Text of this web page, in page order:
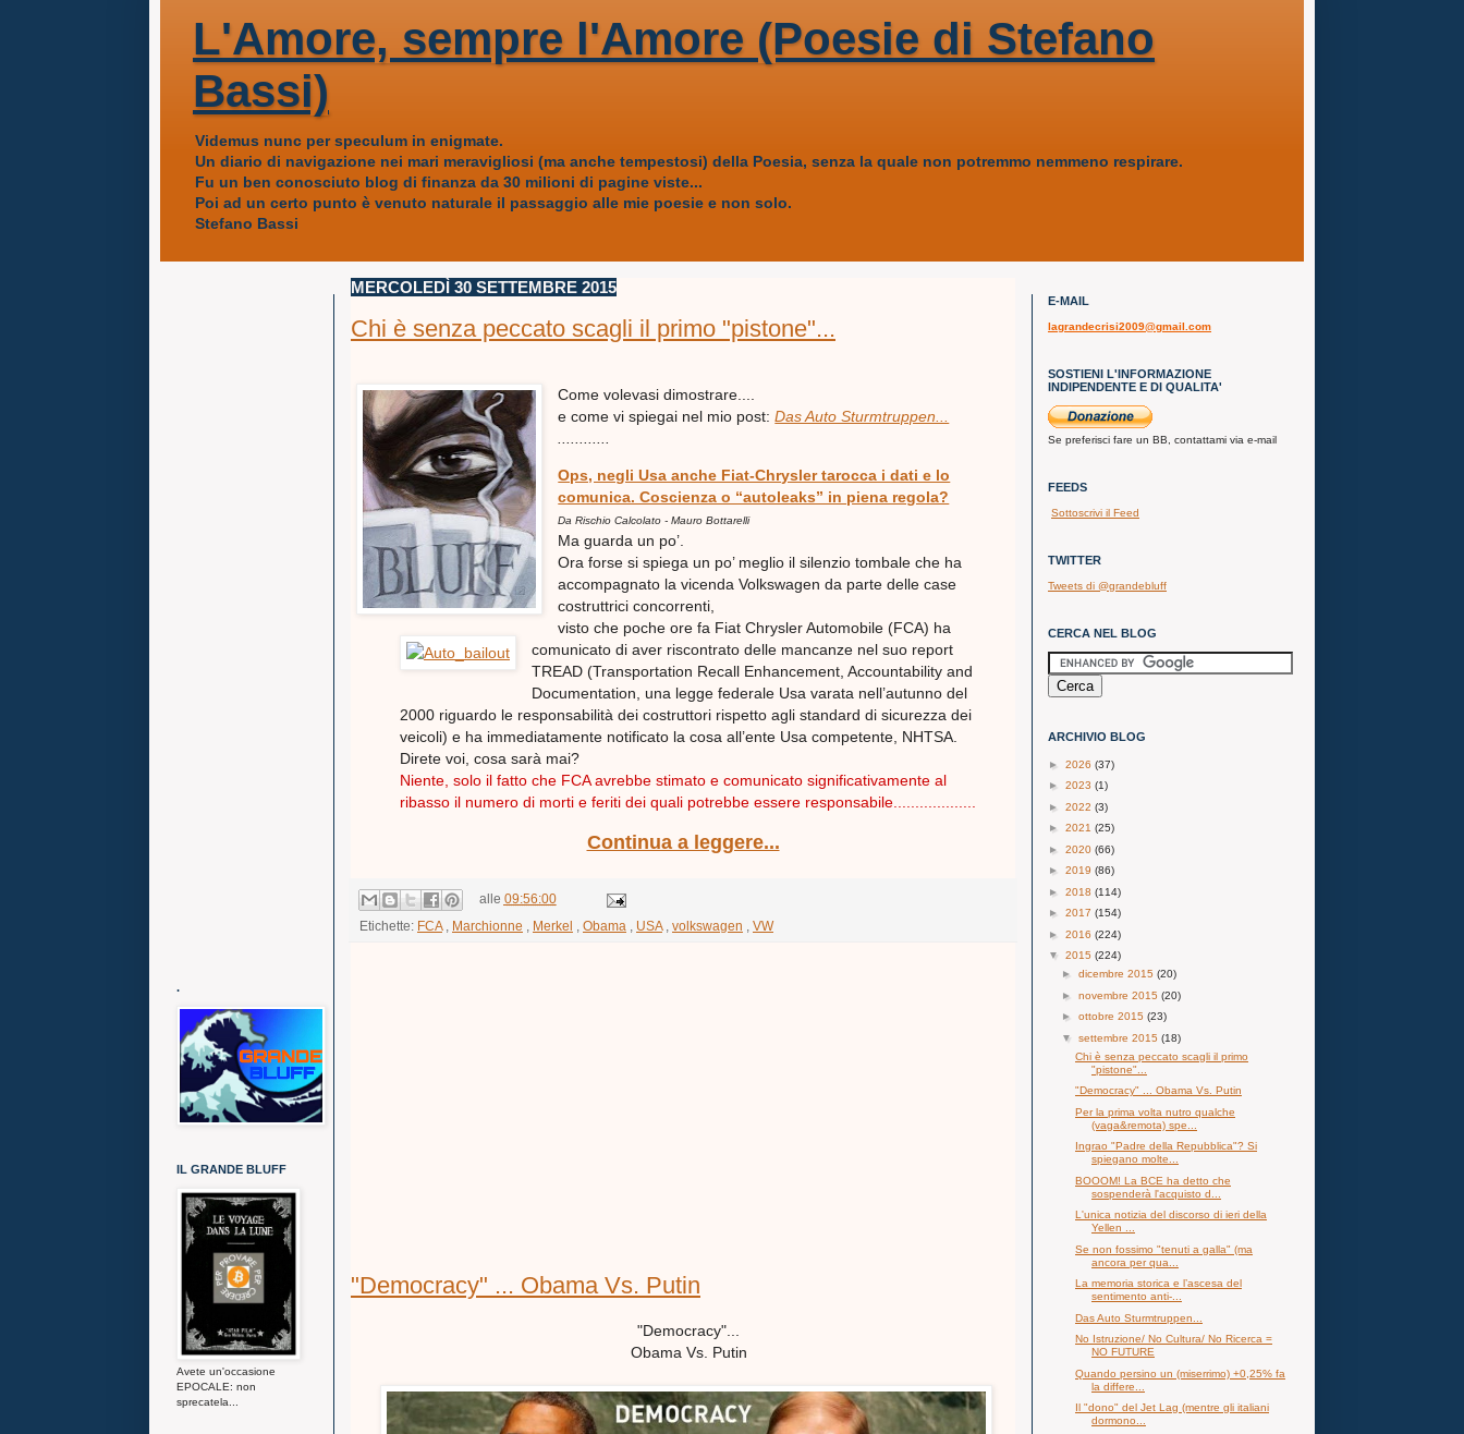
L'Amore, sempre l'Amore (Poesie di Stefano
Bassi)
Videmus nunc per speculum in enigmate.
Un diario di navigazione nei mari meravigliosi (ma anche tempestosi) della Poesia, senza la quale non potremmo nemmeno respirare.
Fu un ben conosciuto blog di finanza da 30 milioni di pagine viste...
Poi ad un certo punto è venuto naturale il passaggio alle mie poesie e non solo.
Stefano Bassi
MERCOLEDÌ 30 SETTEMBRE 2015
Chi è senza peccato scagli il primo "pistone"...
Come volevasi dimostrare....
e come vi spiegai nel mio post:Das Auto Sturmtruppen...
Ops, negli Usa anche Fiat-Chrysler tarocca i dati e lo
comunica. Coscienza o “autoleaks” in piena regola?
Da Rischio Calcolato - Mauro Bottarelli
Ma guarda un po’.
Ora forse si spiega un po’ meglio il silenzio tombale che ha
accompagnato la vicenda Volkswagen da parte delle case
costruttrici concorrenti,
visto che poche ore fa Fiat Chrysler Automobile (FCA) ha
comunicato di aver riscontrato delle mancanze nel suo report
TREAD (Transportation Recall Enhancement, Accountability and
Documentation, una legge federale Usa varata nell’autunno del
2000 riguardo le responsabilità dei costruttori rispetto agli standard di sicurezza dei
veicoli) e ha immediatamente notificato la cosa all’ente Usa competente, NHTSA.
Direte voi, cosa sarà mai?
Niente, solo il fatto che FCA avrebbe stimato e comunicato significativamente al
ribasso il numero di morti e feriti dei quali potrebbe essere responsabile...................
Continua a leggere...
alle 09:56:00
Etichette: FCA, Marchionne Merkel Obama USA, volkswagen VW
"Democracy" ... Obama Vs. Putin
"Democracy"...
Obama Vs. Putin
.
IL GRANDE BLUFF
Avete un'occasione
EPOCALE: non
sprecatela...
E-MAIL
lagrandecrisi2009@gmail.com
SOSTIENI L'INFORMAZIONE
INDIPENDENTE E DI QUALITA'
Se preferisci fare un BB, contattami via e-mail
FEEDS
Sottoscrivi il Feed
TWITTER
Tweets di @grandebluff
CERCA NEL BLOG
ARCHIVIO BLOG
► 2026 (37)
► 2023 (1)
► 2022 (3)
► 2021 (25)
► 2020 (66)
► 2019 (86)
► 2018 (114)
► 2017 (154)
► 2016 (224)
▼ 2015 (224)
► dicembre 2015 (20)
► novembre 2015 (20)
► ottobre 2015 (23)
▼ settembre 2015 (18)
Chi è senza peccato scagli il primo
"pistone"...
"Democracy" ... Obama Vs. Putin
Per la prima volta nutro qualche
(vaga&remota) spe...
Ingrao "Padre della Repubblica"? Si
spiegano molte...
BOOOM! La BCE ha detto che
sospenderà l'acquisto d...
L'unica notizia del discorso di ieri della
Yellen ...
Se non fossimo "tenuti a galla" (ma
ancora per qua...
La memoria storica e l’ascesa del
sentimento anti-...
Das Auto Sturmtruppen...
No Istruzione/ No Cultura/ No Ricerca =
NO FUTURE
Quando persino un (miserrimo) +0,25% fa
la differe...
Il "dono" del Jet Lag (mentre gli italiani
dormono...